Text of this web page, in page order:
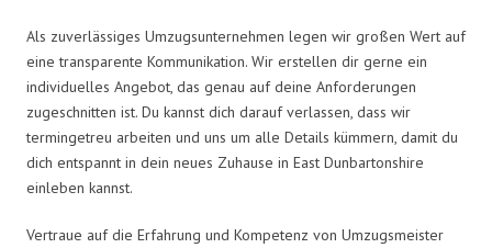
Als zuverlässiges Umzugsunternehmen legen wir großen Wert auf
eine transparente Kommunikation. Wir erstellen dir gerne ein
individuelles Angebot, das genau auf deine Anforderungen
zugeschnitten ist. Du kannst dich darauf verlassen, dass wir
termingetreu arbeiten und uns um alle Details kümmern, damit du
dich entspannt in dein neues Zuhause in East Dunbartonshire
einleben kannst.
Vertraue auf die Erfahrung und Kompetenz von Umzugsmeister